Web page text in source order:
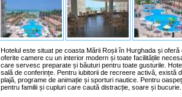
Hotelul este situat pe coasta Mării Roșii în Hurghada și
oferite camere cu un interior modern și toate facilitățile
care servesc preparate și băuturi pentru toate gusturile.
sală de conferințe. Pentru iubitorii de recreere activă, există
plajă, programe de animație și sporturi nautice. Pentru
pentru familii și cupluri care caută distracție, soare și bucurie.